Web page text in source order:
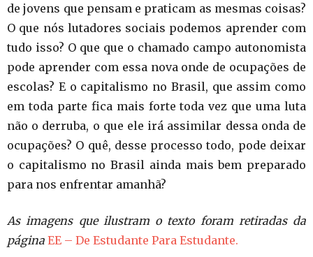
de jovens que pensam e praticam as mesmas coisas?
O que nós lutadores sociais podemos aprender com
tudo isso? O que que o chamado campo autonomista
pode aprender com essa nova onde de ocupações de
escolas? E o capitalismo no Brasil, que assim como
em toda parte fica mais forte toda vez que uma luta
não o derruba, o que ele irá assimilar dessa onda de
ocupações? O quê, desse processo todo, pode deixar
o capitalismo no Brasil ainda mais bem preparado
para nos enfrentar amanhã?
As imagens que ilustram o texto foram retiradas da
página EE – De Estudante Para Estudante.